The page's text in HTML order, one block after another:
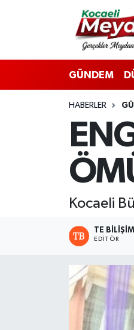
GÜNDEM
HABERLER
Kocaeli
TE BILIŞIM
EDITÖR
Nöbetçi Eczaneler
Hava Durumu
Trafik Durumu
Süper Lig Puan
Tüm Manşetler
Son Dakika Haberleri
Haber Arşivi